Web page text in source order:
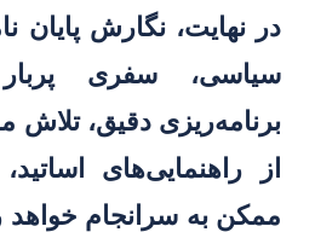
در نهایت، نگارش پایان
سیاسی، سفری
برنامه‌ریزی دقیق، تلاش
از راهنمایی‌های
ممکن به سرانجام